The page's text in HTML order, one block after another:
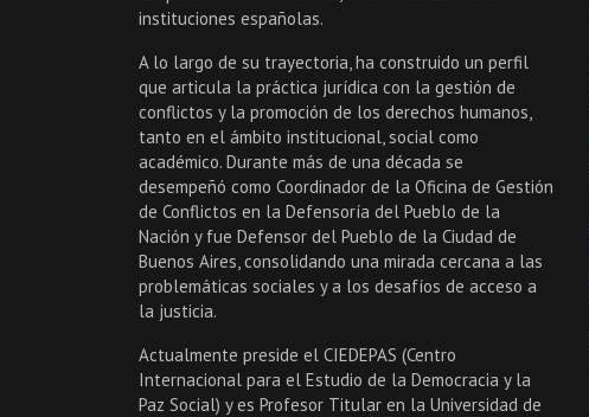
instituciones españolas.
A lo largo de su trayectoria, ha construido un perfil
que articula la práctica jurídica con la gestión de
conflictos y la promoción de los derechos humanos,
tanto en el ámbito institucional, social como
académico. Durante más de una década se
desempeñó como Coordinador de la Oficina de Gestión
de Conflictos en la Defensoría del Pueblo de la
Nación y fue Defensor del Pueblo de la Ciudad de
Buenos Aires, consolidando una mirada cercana a las
problemáticas sociales y a los desafíos de acceso a
la justicia.
Actualmente preside el CIEDEPAS (Centro
Internacional para el Estudio de la Democracia y la
Paz Social) y es Profesor Titular en la Universidad de